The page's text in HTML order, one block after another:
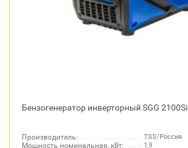
Бензогенератор инверторный SGG 2100Si
Производитель: TSS/Россия
Мощность номинальная, кВт: 1,9